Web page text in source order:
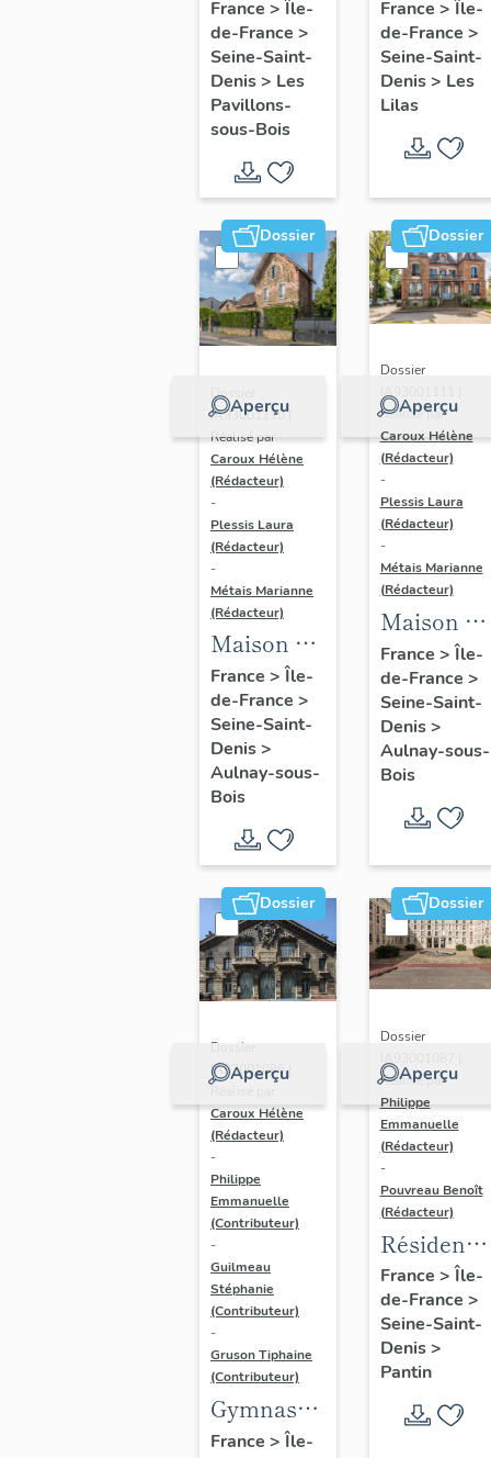
du stade
de l'Est,
actuellement
gymnase
Léo-
Lagrange
France > Île-
de-France >
Seine-Saint-
Denis> Les
Pavillons-
sous-Bois
Liberté
France > Île-
de-France >
Seine-Saint-
Denis> Les
Lilas
Dossier
Aperçu
Dossier
IA93001110 |
Réalisé par
Caroux Hélène
(Rédacteur)
-
Plessis Laura
(Rédacteur)
-
Métais Marianne
(Rédacteur)
Maison de
villégiature
dite
Maison
d'un
acteur
France > Île-
de-France >
Seine-Saint-
Denis>
Aulnay-sous-
Bois
Dossier
Aperçu
Dossier
IA93001111 |
Réalisé par
Caroux Hélène
(Rédacteur)
-
Plessis Laura
(Rédacteur)
-
Métais Marianne
(Rédacteur)
Maison de
dite villa
de police
France > Île-
de-France >
Seine-Saint-
Denis>
Aulnay-sous-
Bois
Dossier
Aperçu
Dossier
IA93001086 |
Caroux Hélène
(Rédacteur)
-
Philippe
Emmanuelle
(Contributeur)
-
Guilmeau
Stéphanie
(Contributeur)
-
Gruson Tiphaine
(Contributeur)
Gymnase
municipal
France > Île-
Dossier
Aperçu
Dossier
Réalisé par
Philippe
Emmanuelle
(Rédacteur)
-
Pouvreau Benoît
(Rédacteur)
Résidence
Victor-
Hugo de
Pantin
France > Île-
de-France >
Seine-Saint-
Denis>
Pantin